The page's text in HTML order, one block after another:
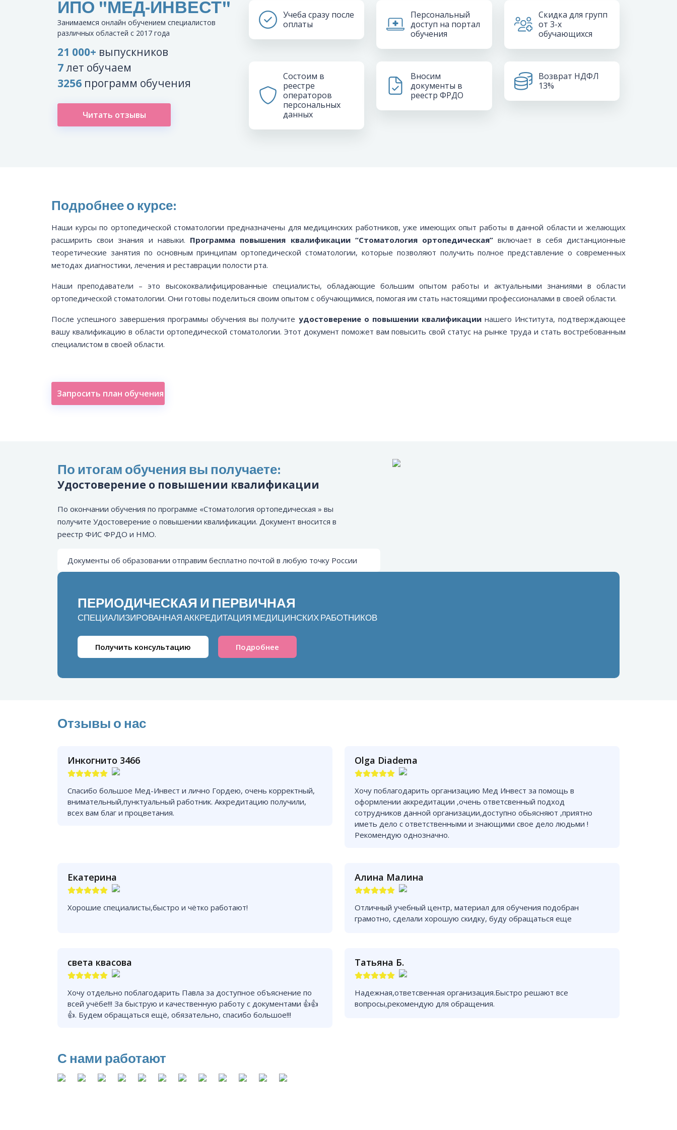
ИПО "МЕД-ИНВЕСТ"
Занимаемся онлайн обучением специалистов
различных областей с 2017 года
21 000+ выпускников
7лет обучаем
3256 программ обучения
Читать отзывы
Учеба сразу после
оплаты
Персональный
доступ на портал
обучения
Скидка для групп
от 3-х
обучающихся
Состоим в
реестре
операторов
персональных
данных
Вносим
документы в
реестр ФРДО
Возврат НДФЛ
13%
Подробнее о курсе:
Наши курсы по ортопедической стоматологии предназначены для медицинских работников, уже имеющих опыт работы в данной области и желающих
расширить свои знания и навыки. Программа повышения квалификации “Стоматология ортопедическая” включает в себя дистанционные
теоретические занятия по основным принципам ортопедической стоматологии, которые позволяют получить полное представление о современных
методах диагностики, лечения и реставрации полости рта.
Наши преподаватели – это высококвалифицированные специалисты, обладающие большим опытом работы и актуальными знаниями в области
ортопедической стоматологии. Они готовы поделиться своим опытом с обучающимися, помогая им стать настоящими профессионалами в своей области.
После успешного завершения программы обучения вы получите удостоверение о повышении квалификациинашего Института, подтверждающее
вашу квалификацию в области ортопедической стоматологии. Этот документ поможет вам повысить свой статус на рынке труда и стать востребованным
специалистом в своей области.
Запросить план обучения
По итогам обучения вы получаете:
Удостоверение о повышении квалификации
По окончании обучения по программе «Стоматология ортопедическая » вы
получите Удостоверение о повышении квалификации. Документ вносится в
реестр ФИС ФРДО и НМО.
Документы об образовании отправим бесплатно почтой в любую точку России
ПЕРИОДИЧЕСКАЯ И ПЕРВИЧНАЯ
СПЕЦИАЛИЗИРОВАННАЯ АККРЕДИТАЦИЯ МЕДИЦИНСКИХ РАБОТНИКОВ
Получить консультацию Подробнее
Отзывы о нас
Инкогнито 3466
Спасибо большое Мед-Инвест и лично Гордею, очень корректный,
внимательный,пунктуальный работник. Аккредитацию получили,
всех вам благ и процветания.
Olga Diadema
Хочу поблагодарить организацию Мед Инвест за помощь в
оформлении аккредитации ,очень ответсвенный подход
сотрудников данной организации,доступно обьясняют ,приятно
иметь дело с ответственными и знающими свое дело людьми !
Рекомендую однозначно.
Екатерина
Хорошие специалисты,быстро и чётко работают!
Алина Малина
Отличный учебный центр, материал для обучения подобран
грамотно, сделали хорошую скидку, буду обращаться еще
света квасова
Хочу отдельно поблагодарить Павла за доступное объяснение по
всей учёбе!!! За быструю и качественную работу с документами 👍👍
👍. Будем обращаться ещё, обязательно, спасибо большое!!!
Татьяна Б.
Надежная,ответсвенная организация.Быстро решают все
вопросы,рекомендую для обращения.
С нами работают